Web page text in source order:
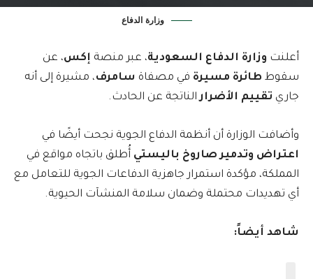
وزارة الدفاع
أعلنت وزارة الدفاع السعودية، عبر منصة إكس، عن
سقوط طائرة مسيرة في مصفاة سامرف، مشيرة إلى أنه
جاري تقييم الأضرارالناتجة عن الحادث.
وأضافت الوزارة أن أنظمة الدفاع الجوية نجحت أيضًا في
اعتراض وتدمير صاروخ باليستي أُطلق باتجاه مواقع في
المملكة، مؤكدة استمرار جاهزية الدفاعات الجوية للتعامل مع
أي تهديدات محتملة وضمان سلامة المنشآت الحيوية.
شاهد أيضاً: